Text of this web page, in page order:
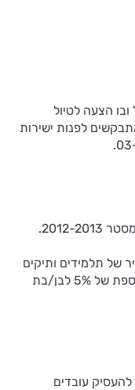
הצעה לטיול
לפנות ישירות
תלמידים ותיקים
לקורסים השונים. בנוסף, תינתן הנחה נוספת של 5% לבן/בת
עובדים